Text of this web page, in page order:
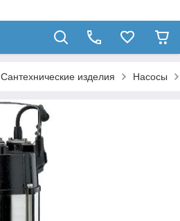
Сантехнические изделия Насосы